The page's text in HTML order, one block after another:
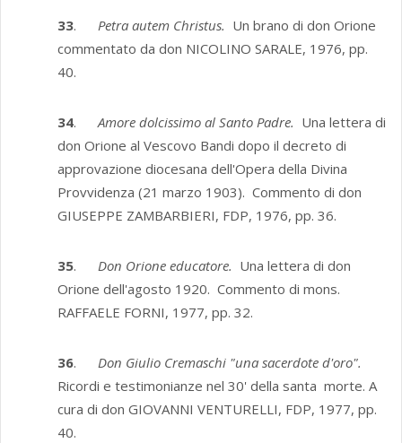
33. Petra autem Christus. Un brano di don Orione
commentato da don NICOLINO SARALE, 1976, pp.
40.
34. Amore dolcissimo al Santo Padre. Una lettera di
don Orione al Vescovo Bandi dopo il decreto di
approvazione diocesana dell'Opera della Divina
Provvidenza (21 marzo 1903). Commento di don
GIUSEPPE ZAMBARBIERI, FDP, 1976, pp. 36.
35. Don Orione educatore. Una lettera di don
Orione dell'agosto 1920. Commento di mons.
RAFFAELE FORNI, 1977, pp. 32.
36. Don Giulio Cremaschi "una sacerdote d'oro".
Ricordi e testimonianze nel 30' della santa morte. A
cura di don GIOVANNI VENTURELLI, FDP, 1977, pp.
40.